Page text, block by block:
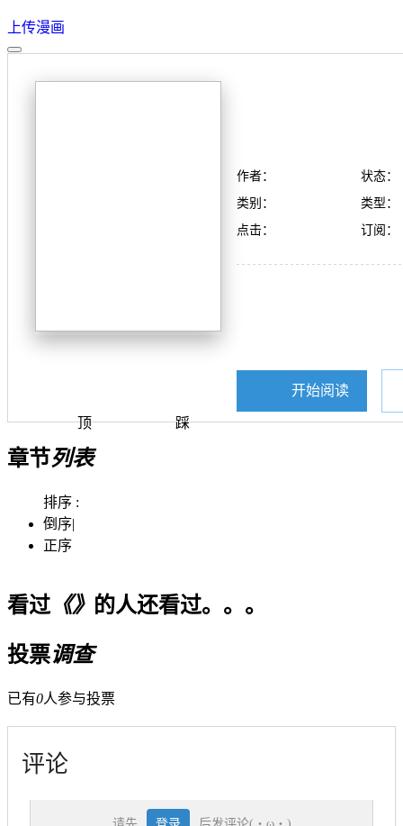
上传漫画
顶 踩
作者：
状态：
类别：
类型：
点击：
订阅：
开始阅读
章节列表
排序 :
倒序|
正序
看过《》 的人还看过。。。
投票调查
已有0人参与投票
评论